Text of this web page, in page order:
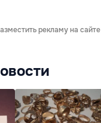
рекламу на сайте